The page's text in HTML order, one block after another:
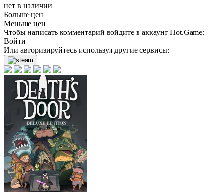
нет в наличии
Больше цен
Меньше цен
Чтобы написать комментарий войдите в аккаунт Hot.Game:
Войти
Или авторизируйтесь используя другие сервисы: